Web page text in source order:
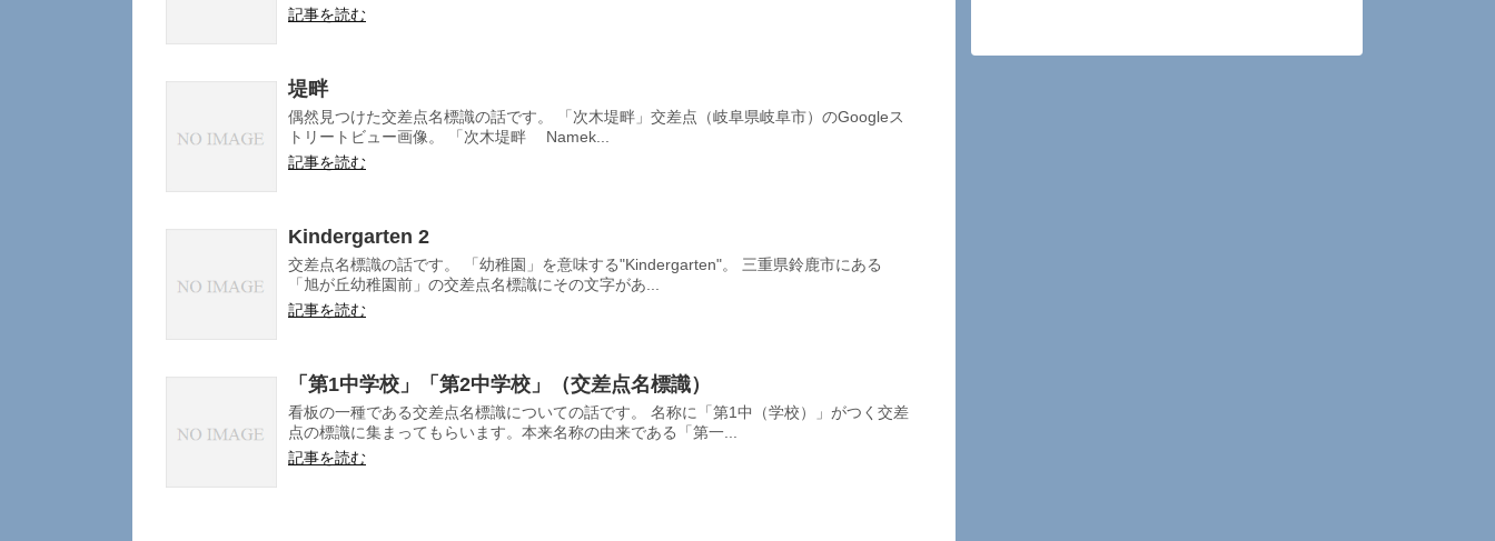
記事を読む
堤畔
偶然見つけた交差点名標識の話です。 「次木堤畔」交差点（岐阜県岐阜市）のGoogleス
トリートビュー画像。 「次木堤畔 Namek...
記事を読む
Kindergarten 2
交差点名標識の話です。 「幼稚園」を意味する"Kindergarten"。 三重県鈴鹿市にある
「旭が丘幼稚園前」の交差点名標識にその文字があ...
記事を読む
「第1中学校」「第2中学校」（交差点名標識）
看板の一種である交差点名標識についての話です。 名称に「第1中（学校）」がつく交差
点の標識に集まってもらいます。本来名称の由来である「第一...
記事を読む